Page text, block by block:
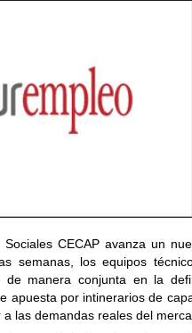
CECAP avanza un
semanas, los equipos
de manera conjunta en la
apuesta por intinerarios de
las demandas reales del